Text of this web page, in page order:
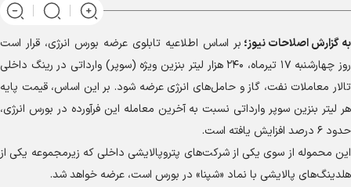
به گزارشاصلاحات نیوز؛ بر اساس اطلاعیه تابلوی عرضه بورس انرژی، قرار است
روز چهارشنبه ۱۷ تیرماه، ۲۴۰ هزار لیتر بنزین ویژه (سوپر) وارداتی در رینگ داخلی
تالار معاملات نفت، گاز و حامل‌های انرژی عرضه شود. بر این اساس، قیمت پایه
هر لیتر بنزین سوپر وارداتی نسبت به آخرین معامله این فرآورده در بورس انرژی،
حدود ۶ درصد افزایش یافته است.
این محموله از سوی یکی از شرکت‌های پتروپالایشی داخلی که زیرمجموعه یکی از
هلدینگ‌های پالایشی با نماد «شپنا» در بورس است، عرضه خواهد شد.